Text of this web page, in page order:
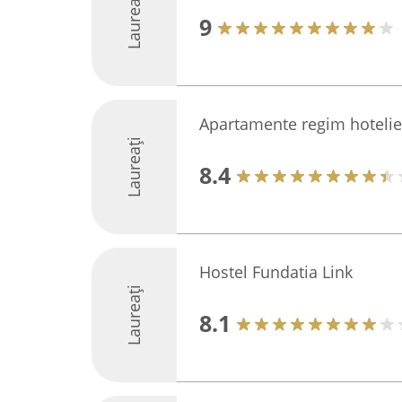
Laureați 9
Laureați
Apartamente regim
8.4
Laureați
Hostel Fundatia Link
8.1